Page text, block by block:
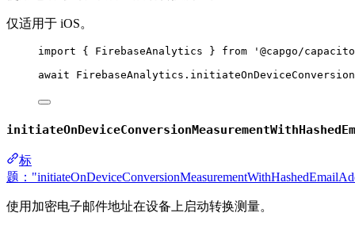
仅适用于 iOS。
import { FirebaseAnalytics } from
'@capgo/
await FirebaseAnalytics.
标
题：
使用加密电子邮件地址在设备上启动转换测量。